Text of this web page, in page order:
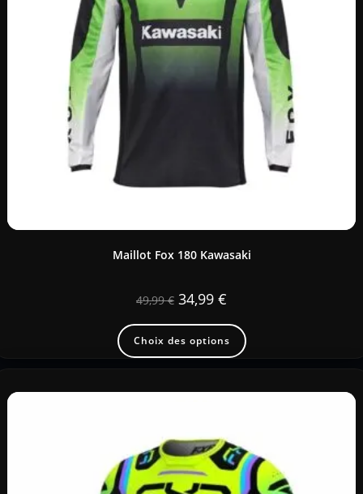
Maillot Fox 180 Kawasaki
49,99€ 34,99 €
Choix des options